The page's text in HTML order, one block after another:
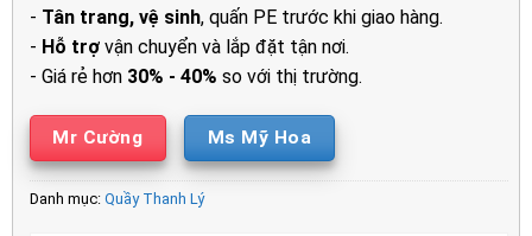
- Tân trang, vệ sinh, quấn PE trước khi giao hàng.
- Hỗ trợvận chuyển và lắp đặt tận nơi.
- Giá rẻ hơn 30% - 40% so với thị trường.
Mr Cường Ms Mỹ Hoa
Danh mục: Quầy Thanh Lý